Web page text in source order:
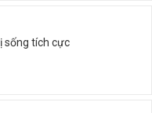
sống tích cực